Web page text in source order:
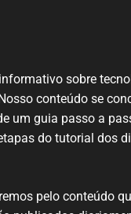
informativo sobre
conteúdo se
um guia passo a
do tutorial dos
pelo conteúdo